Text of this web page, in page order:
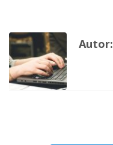
Autor: